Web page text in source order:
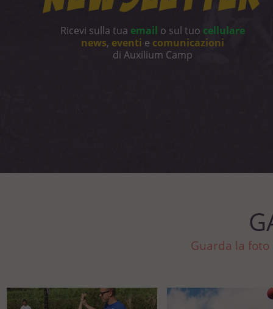
Ricevi sulla tua email o sul tuo cellulare
news, eventi e comunicazioni
di Auxilium Camp
Guarda la